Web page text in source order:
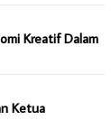
Kreatif Dalam
Ketua